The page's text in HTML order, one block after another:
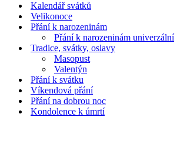
Kalendář svátků
Velikonoce
Přání k narozeninám
Přání k narozeninám univerzální
Tradice, svátky, oslavy
Masopust
Valentýn
Přání k svátku
Víkendová přání
Přání na dobrou noc
Kondolence k úmrtí